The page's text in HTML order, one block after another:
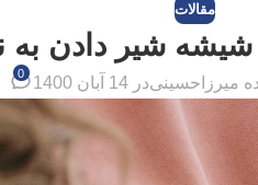
مقالات
شیشه شیر دادن به
میرزاحسینیدر 14 آبان 1400
0